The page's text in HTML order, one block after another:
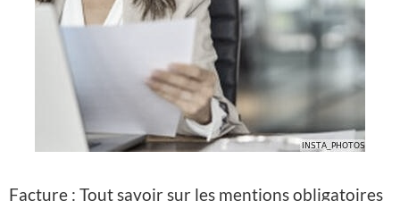
Facture : Tout savoir sur les mentions obligatoires